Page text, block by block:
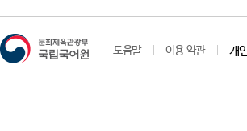
도움말 이용 약관 개